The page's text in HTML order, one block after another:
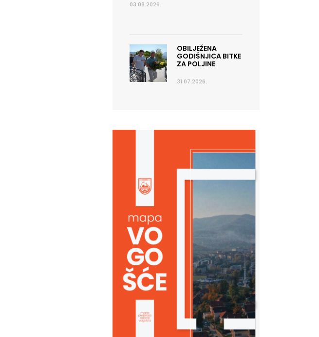
03.08.2026.
OBILJEŽENA
GODIŠNJICA BITKE
ZA POLJINE
31.07.2026.